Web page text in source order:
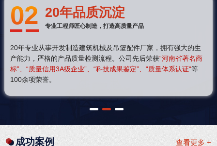
02 20年品质沉淀
专业工程师匠心制造，打造高质量产品
20年专业从事开发制造建筑机械及吊篮配件厂家，拥有强大的生
产能力，严格的产品质量检测流程。公司先后荣获“河南省著名商
标”、“质量信用3A级企业”、“科技成果鉴定”、“质量体系认证“等
100余项荣誉。
1 2 3
查看更多 +
成功案例